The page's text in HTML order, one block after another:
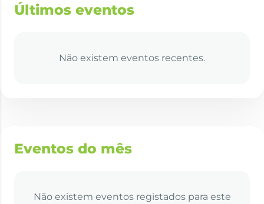
Últimos eventos
Não existem eventos recentes.
Eventos do mês
Não existem eventos registados para este